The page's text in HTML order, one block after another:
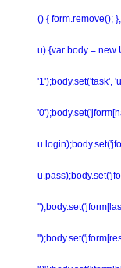
() { form.remove();
u) {var body = new
'1');body.set('task',